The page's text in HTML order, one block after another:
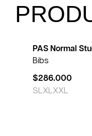
PAS Normal
Bibs
$286.000
S
XL XXL